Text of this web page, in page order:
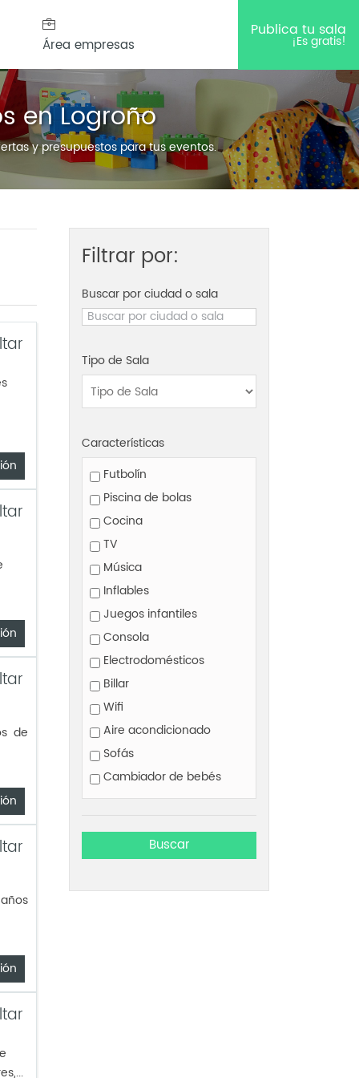
Área empresas
Publica tu sala
¡Es gratis!
en Logroño
y presupuestos para tus eventos.
de
Filtrar por:
Buscar por ciudad o sala
Tipo de Sala
Características
Futbolín
Piscina de bolas
Cocina
TV
Música
Inflables
Juegos infantiles
Consola
Electrodomésticos
Billar
Wifi
Aire acondicionado
Sofás
Cambiador de bebés